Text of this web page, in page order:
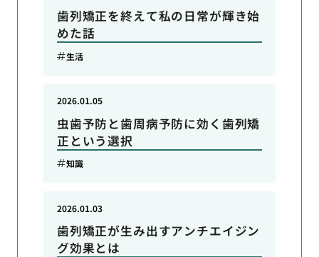
歯列矯正を終えて私の日常が輝き始
めた話
生活
虫歯予防と歯周病予防に効く歯列矯
正という選択
2026.01.05
知識
歯列矯正が生み出すアンチエイジン
グ効果とは
2026.01.03